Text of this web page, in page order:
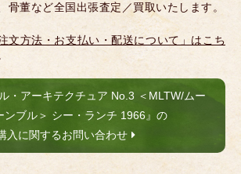
骨董など全国出張査定／買取いたします。
文方法・お支払い・配送について」はこち
ル・アーキテクチュア No.3 ＜MLTW/ムー
ンブル＞ シー・ランチ 1966』の
入に関するお問い合わせ